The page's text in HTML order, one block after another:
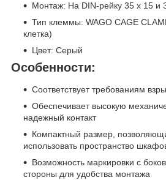
Монтаж: На DIN-рейку 35 x 15 и
Тип клеммы: WAGO CAGE
клетка)
Цвет: Серый
Особенности:
Соответствует требованиям
Обеспечивает высокую
надежный контакт
Компактный размер,
использовать пространство
Возможность маркировки с
стороны для удобства монтажа